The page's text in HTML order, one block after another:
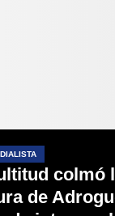
colmó
de